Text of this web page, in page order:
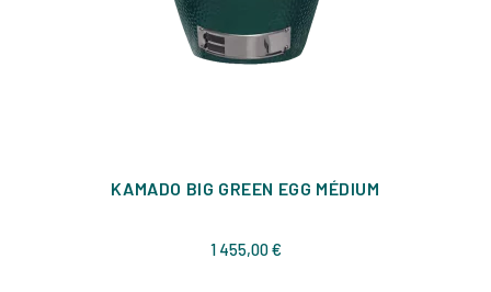
KAMADO BIG GREEN EGG MÉDIUM
1 455,00 €Prix